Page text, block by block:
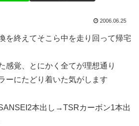
2006.06.25
を終えてそこら中を走り回って帰宅
感覚、とにかく全てが理想通り
ーにたどり着いた気がします
本出し→TSRカーボン1本出